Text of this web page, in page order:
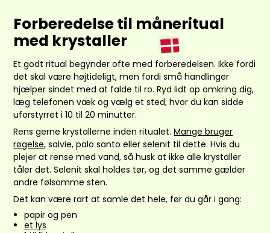
Forberedelse til måneritual
med krystaller
Et godt ritual begynder ofte med forberedelsen. Ikke fordi
det skal være højtideligt, men fordi små handlinger
hjælper sindet med at falde til ro. Ryd lidt op omkring dig,
læg telefonen væk og vælg et sted, hvor du kan sidde
uforstyrret i 10 til 20 minutter.
Rens gerne krystallerne inden ritualet.Mange bruger
røgelse, salvie, palo santo eller selenit til dette. Hvis du
plejer at rense med vand, så husk at ikke alle krystaller
tåler det. Selenit skal holdes tør, og det samme gælder
andre følsomme sten.
Det kan være rart at samle det hele, før du går i gang:
papir og pen
et lys